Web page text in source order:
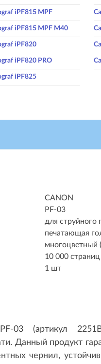
iPF815 MPF
iPF815 MPF M40
iPF820
iPF820 PRO
iPF825
CANON
PF-03
для струйного
печатающая
многоцветный
10 000 страниц
1 шт
03 (артикул
Данный продукт
чернил,